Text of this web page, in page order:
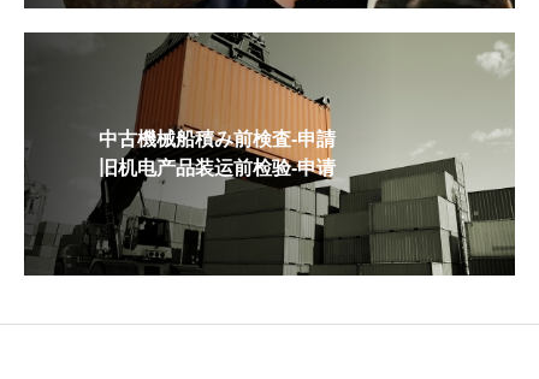
中古機械船積み前検査-申請
旧机电产品装运前检验-申请